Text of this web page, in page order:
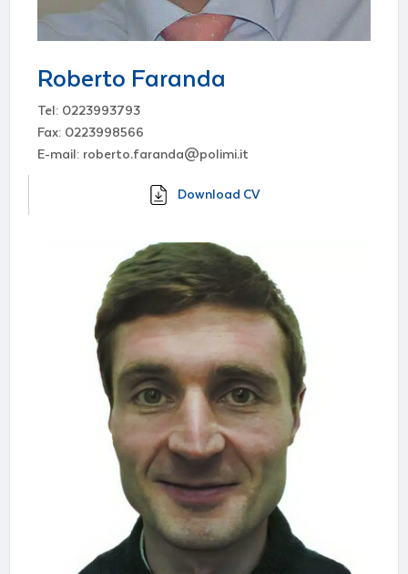
Roberto Faranda
Tel: 0223993793
Fax: 0223998566
E-mail: roberto.faranda@polimi.it
Download CV